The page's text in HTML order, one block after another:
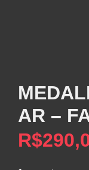
AR –
R$